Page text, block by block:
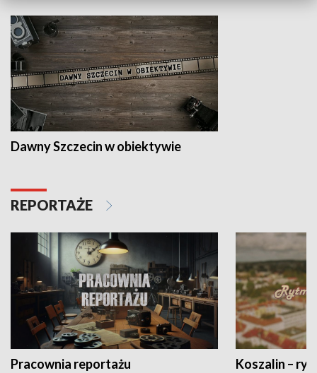
Dawny Szczecin w obiektywie
REPORTAŻE
Pracownia reportażu Koszalin –